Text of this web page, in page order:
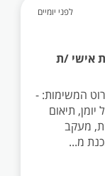
לפני יומיים
אישי /ת
המשימות: -
תיאום
מעקב
מ...